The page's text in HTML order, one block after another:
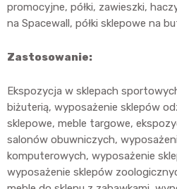
promocyjne, półki, zawieszki,
na Spacewall, półki sklepowe na
Zastosowanie:
Ekspozycja w sklepach
biżuterią, wyposażenie sklepów
sklepowe, meble targowe,
salonów obuwniczych,
komputerowych, wyposażenie
wyposażenie sklepów